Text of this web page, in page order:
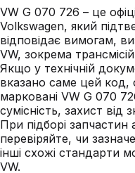
VW G 070 726 – це
Volkswagen, який
відповідає вимогам,
VW, зокрема
Якщо у технічній
вказано саме цей код,
марковані VW G 070
сумісність, захист від
При підборі
перевіряйте, чи
інші схожі стандарти
VW.